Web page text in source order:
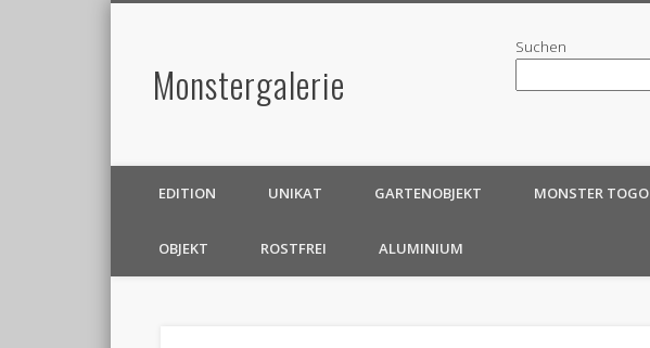
Monstergalerie
Suchen
EDITION UNIKAT GARTENOBJEKT MONSTER TOGO
OBJEKT ROSTFREI ALUMINIUM